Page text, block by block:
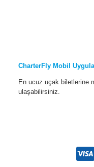
CharterFly Mobil
En ucuz uçak biletlerine
ulaşabilirsiniz.